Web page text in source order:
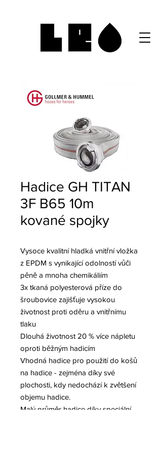
Hadice GH TITAN
3F B65 10m
kované spojky
Vysoce kvalitní hladká vnitřní vložka
z EPDM s vynikající odolností vůči
pěně a mnoha chemikáliím
3x tkaná polyesterová příze do
šroubovice zajišťuje vysokou
životnost proti oděru a vnitřnímu
tlaku
Dlouhá životnost 20 % více nápletu
oproti běžným hadicím
Vhodná hadice pro použití do košů
na hadice - zejména díky své
plochosti, kdy nedochází k zvětšení
objemu hadice.
Malý průměr hadice díky speciální